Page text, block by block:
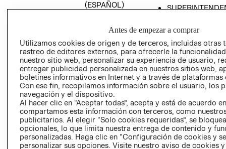
(ESPAÑOL)
TRANSPARENCIA
Y ÉTICA (INGLÉS)
COMERCIO - SIC
PETICIONES
QUEJAS Y
RECLAMOS
Colombia ($)
Antes de empezar a comprar
Utilizamos cookies de origen y de terceros, incluidas otras
rastreo de editores externos, para ofrecerle la
nuestro sitio web, personalizar su experiencia de usuario,
entregar publicidad personalizada en nuestros sitios web,
boletines informativos en Internet y a través de plataformas
Con ese fin, recopilamos información sobre el usuario, los
navegación y el dispositivo.
Al hacer clic en “Aceptar todas”, acepta y está de acuerdo
compartamos esta información con terceros, como
publicitarios. Al elegir “Solo cookies requeridas”, se
opcionales, lo que limita nuestra entrega de contenido y
personalizadas. Haga clic en “Configuración de cookies y
personalizar sus opciones. Visite nuestro aviso de cookies